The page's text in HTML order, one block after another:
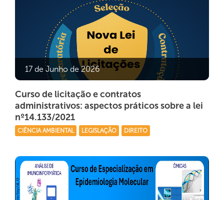
17 de Junho de 2026
Curso de licitação e contratos
administrativos: aspectos práticos sobre a lei
nº14.133/2021
CIÊNCIA AMBIENTAL LEGISLAÇÃO DIREITO